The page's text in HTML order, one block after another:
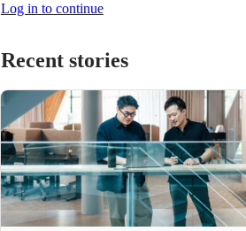
Log in to continue
Recent stories